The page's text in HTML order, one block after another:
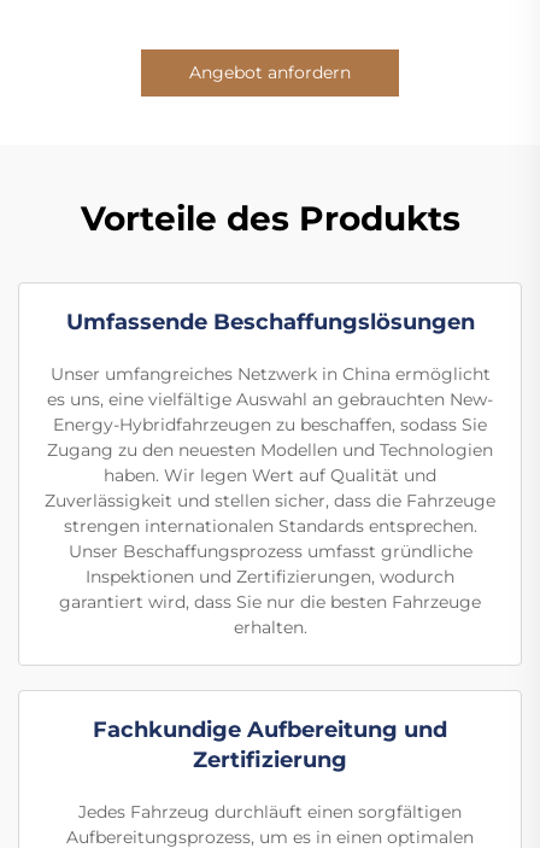
Angebot anfordern
Vorteile des Produkts
Umfassende Beschaffungslösungen
Unser umfangreiches Netzwerk in China ermöglicht
es uns, eine vielfältige Auswahl an gebrauchten New-
Energy-Hybridfahrzeugen zu beschaffen, sodass Sie
Zugang zu den neuesten Modellen und Technologien
haben. Wir legen Wert auf Qualität und
Zuverlässigkeit und stellen sicher, dass die Fahrzeuge
strengen internationalen Standards entsprechen.
Unser Beschaffungsprozess umfasst gründliche
Inspektionen und Zertifizierungen, wodurch
garantiert wird, dass Sie nur die besten Fahrzeuge
erhalten.
Fachkundige Aufbereitung und
Zertifizierung
Jedes Fahrzeug durchläuft einen sorgfältigen
Aufbereitungsprozess, um es in einen optimalen